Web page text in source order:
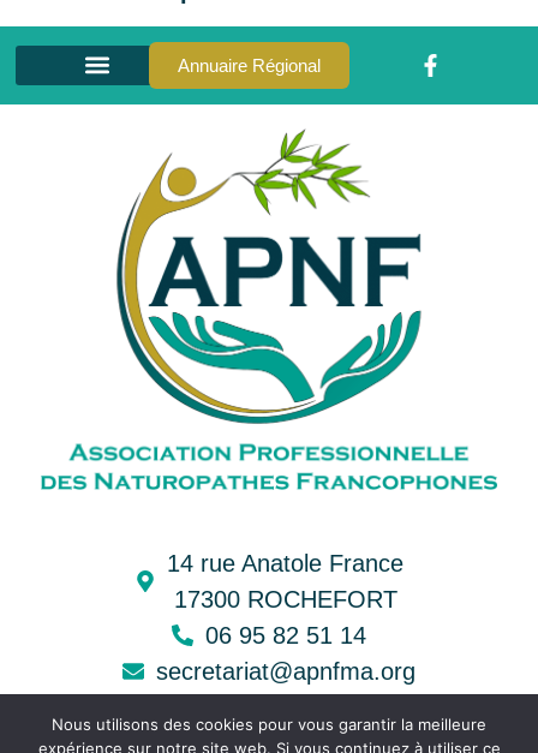
Annuaire Régional
14 rue Anatole France
17300 ROCHEFORT
06 95 82 51 14
secretariat@apnfma.org
Mentions légales & politique de confidentialité
Nous utilisons des cookies pour vous garantir la meilleure
expérience sur notre site web. Si vous continuez à utiliser ce